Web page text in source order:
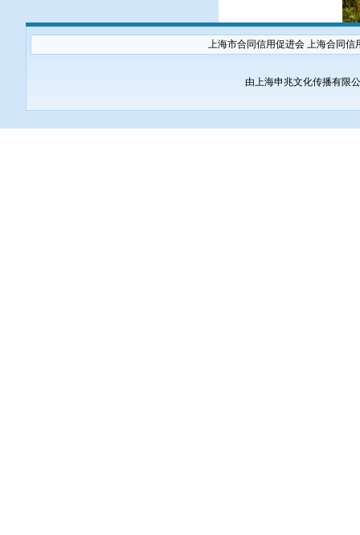
上海市合同信用促进会 上海合同
由上海申兆文化传播有限